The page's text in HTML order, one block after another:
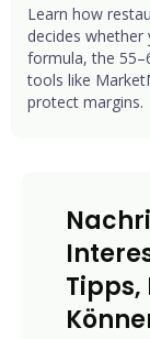
Learn how
decides
formula, the
tools like
protect margins.
Tipps,